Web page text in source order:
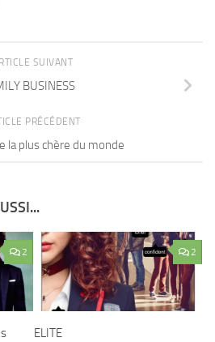
SUIVANT
BUSINESS
PRÉCÉDENT
la plus chère du monde
2 2
ELITE